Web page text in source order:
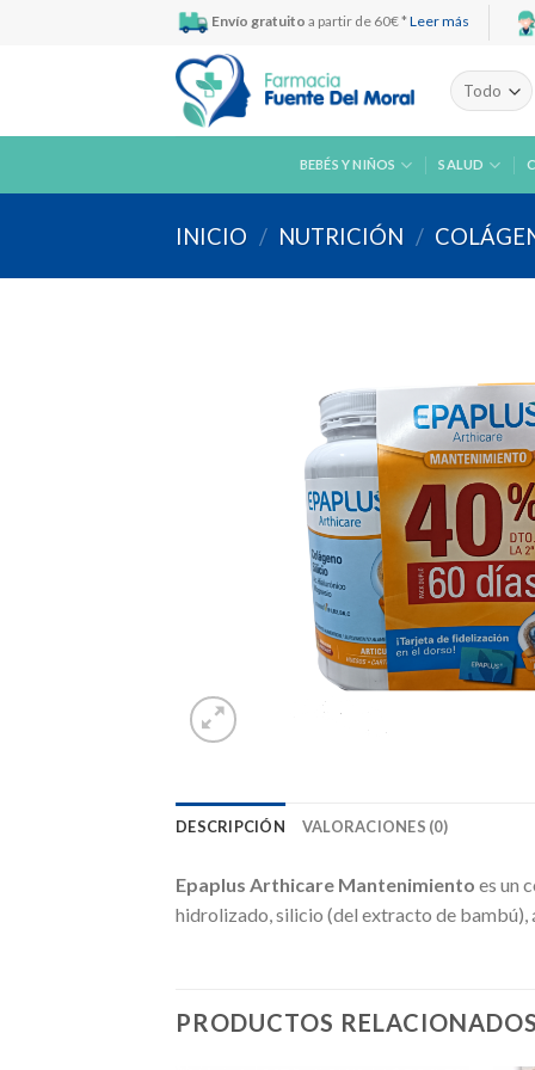
Envío gratuito a partir de 60€ * Leer más
BEBÉS Y NIÑOS SALUD
INICIO / NUTRICIÓN /
DESCRIPCIÓN VALORACIONES (0)
Epaplus Arthicare Mantenimiento es un
hidrolizado, silicio (del extracto de bambú),
PRODUCTOS RELACIONADOS